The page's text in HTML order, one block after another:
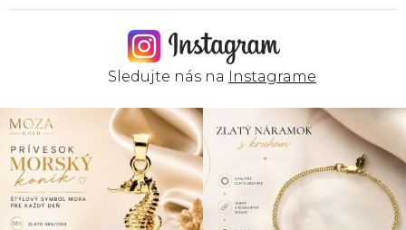
Sledujte nás na Instagrame